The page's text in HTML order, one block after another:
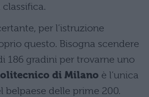
per l’istruzione
questo. Bisogna scendere
186 gradini per trovarne uno
di Milano è l’unica
belpaese delle prime 200.